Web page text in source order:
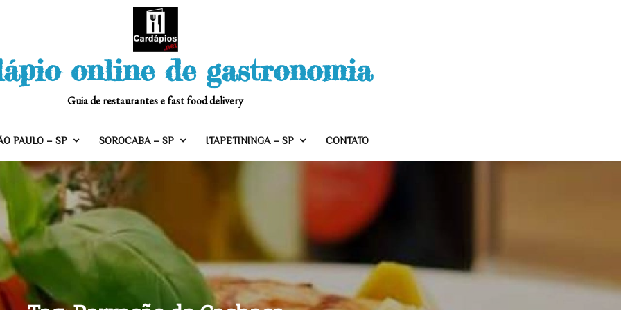
online de gastronomia
Guia de restaurantes e fast food delivery
PAULO – SP SOROCABA – SP ITAPETININGA – SP CONTATO